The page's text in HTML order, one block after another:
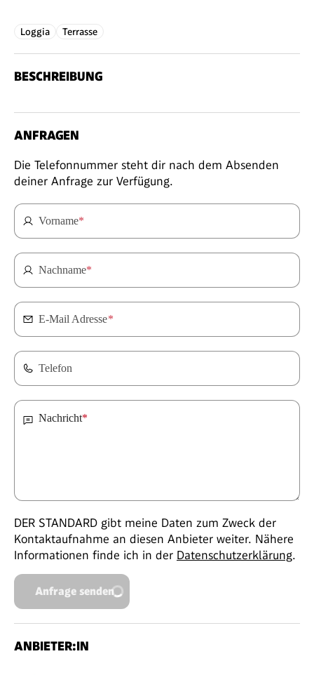
Loggia Terrasse
BESCHREIBUNG
ANFRAGEN
Die Telefonnummer steht dir nach dem Absenden
deiner Anfrage zur Verfügung.
Vorname*
Nachname*
E-Mail Adresse*
Telefon
Nachricht*
DER STANDARD gibt meine Daten zum Zweck der
Kontaktaufnahme an diesen Anbieter weiter. Nähere
Informationen finde ich in der Datenschutzerklärung.
Anfrage senden
ANBIETER:IN